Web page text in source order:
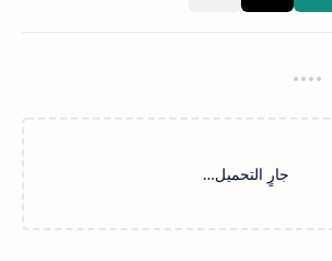
‏جارٍ التحميل…